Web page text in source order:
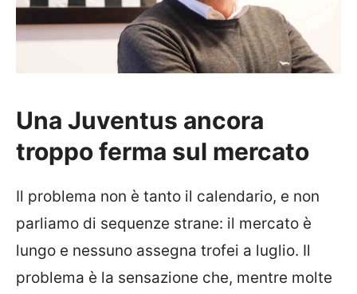
Una Juventus ancora
troppo ferma sul mercato
Il problema non è tanto il calendario, e non
parliamo di sequenze strane: il mercato è
lungo e nessuno assegna trofei a luglio. Il
problema è la sensazione che, mentre molte